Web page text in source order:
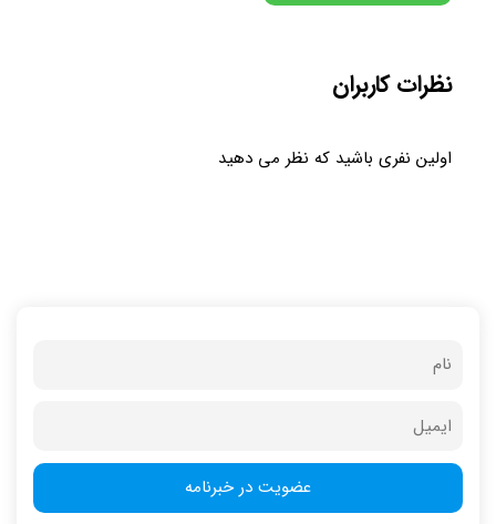
نظرات کاربران
اولین نفری باشید که نظر می دهید